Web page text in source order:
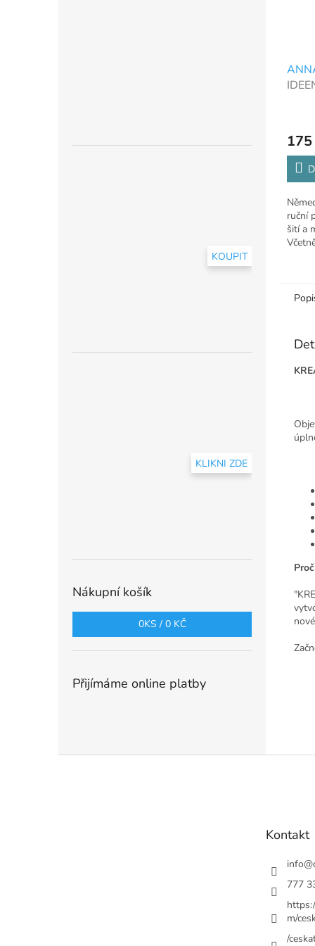
KOUPIT
KLIKNI ZDE
Nákupní košík
0KS / 0 KČ
Přijímáme online platby
175
ruční
šití a
Kontakt
info@
777
m/
/